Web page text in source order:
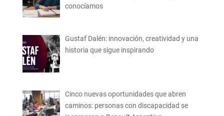
conocíamos
Gustaf Dalén: innovación, creatividad y una
historia que sigue inspirando
Cinco nuevas oportunidades que abren
caminos: personas con discapacidad se